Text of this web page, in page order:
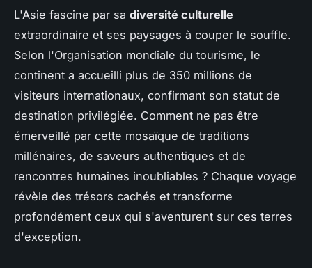
L'Asie fascine par sa diversité culturelle
extraordinaire et ses paysages à couper le souffle.
Selon l'Organisation mondiale du tourisme, le
continent a accueilli plus de 350 millions de
visiteurs internationaux, confirmant son statut de
destination privilégiée. Comment ne pas être
émerveillé par cette mosaïque de traditions
millénaires, de saveurs authentiques et de
rencontres humaines inoubliables ? Chaque voyage
révèle des trésors cachés et transforme
profondément ceux qui s'aventurent sur ces terres
d'exception.